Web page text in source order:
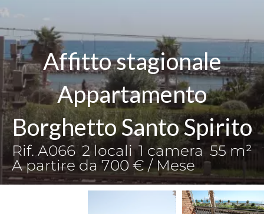
Affitto stagionale
Appartamento
Borghetto Santo Spirito
Rif. A066 2 locali 1 camera 55 m²
A partire da 700 € / Mese